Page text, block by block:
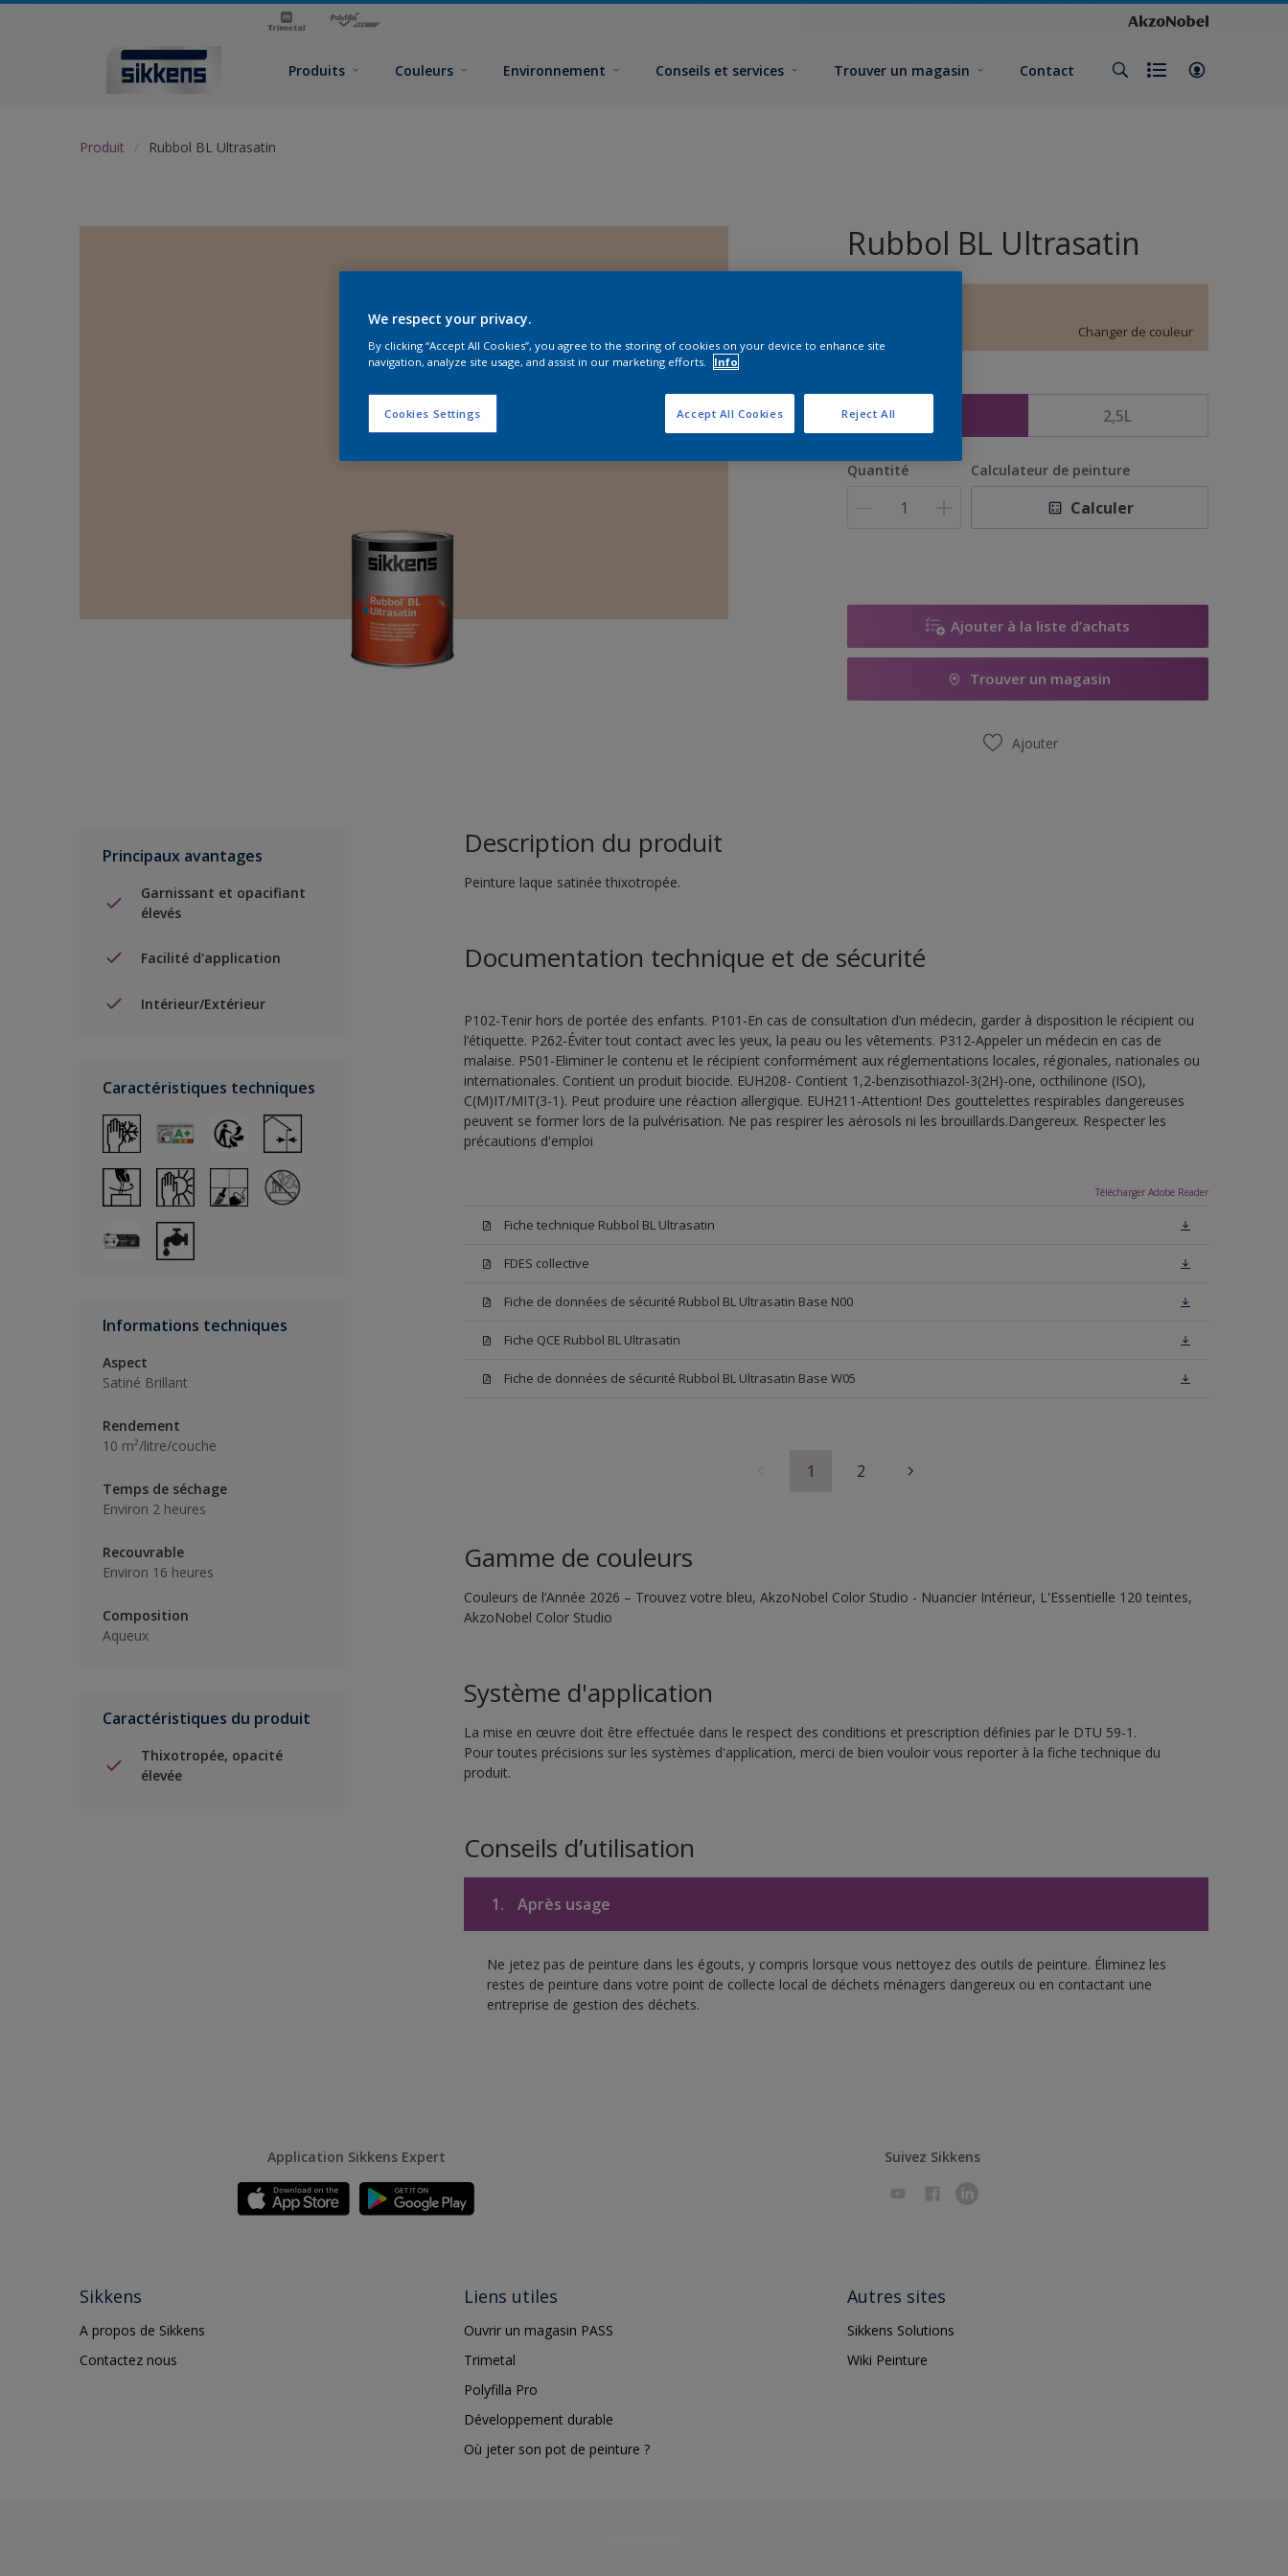
Produits Couleurs Environnement Conseils et services Trouver un magasin Contact
Produit Rubbol BL Ultrasatin
Rubbol BL Ultrasatin
Changer de couleur
2,5L
Quantité Calculateur de peinture
Calculer
Ajouter à la liste d’achats
Trouver un magasin
Ajouter
Principaux avantages
Garnissant et opacifiant
élevés
Facilité d'application
Intérieur/Extérieur
Caractéristiques techniques
Informations techniques
Aspect
Satiné Brillant
Rendement
10 m²/litre/couche
Temps de séchage
Environ 2 heures
Recouvrable
Environ 16 heures
Composition
Aqueux
Caractéristiques du produit
Thixotropée, opacité
élevée
Description du produit
Peinture laque satinée thixotropée.
Documentation technique et de sécurité
P102-Tenir hors de portée des enfants. P101-En cas de consultation d’un médecin, garder à disposition le récipient ou
l’étiquette. P262-Éviter tout contact avec les yeux, la peau ou les vêtements. P312-Appeler un médecin en cas de
malaise. P501-Eliminer le contenu et le récipient conformément aux réglementations locales, régionales, nationales ou
internationales. Contient un produit biocide. EUH208- Contient 1,2-benzisothiazol-3(2H)-one, octhilinone (ISO),
C(M)IT/MIT(3-1). Peut produire une réaction allergique. EUH211-Attention! Des gouttelettes respirables dangereuses
peuvent se former lors de la pulvérisation. Ne pas respirer les aérosols ni les brouillards.Dangereux. Respecter les
précautions d'emploi
Télécharger Adobe Reader
Fiche technique Rubbol BL Ultrasatin
FDES collective
Fiche de données de sécurité Rubbol BL Ultrasatin Base N00
Fiche QCE Rubbol BL Ultrasatin
Fiche de données de sécurité Rubbol BL Ultrasatin Base W05
1 2
Gamme de couleurs
Couleurs de l’Année 2026 – Trouvez votre bleu, AkzoNobel Color Studio - Nuancier Intérieur, L'Essentielle 120 teintes,
AkzoNobel Color Studio
Système d'application
La mise en œuvre doit être effectuée dans le respect des conditions et prescription définies par le DTU 59-1.
Pour toutes précisions sur les systèmes d'application, merci de bien vouloir vous reporter à la fiche technique du
produit.
Conseils d’utilisation
1. Après usage
Ne jetez pas de peinture dans les égouts, y compris lorsque vous nettoyez des outils de peinture. Éliminez les
restes de peinture dans votre point de collecte local de déchets ménagers dangereux ou en contactant une
entreprise de gestion des déchets.
Application Sikkens Expert Suivez Sikkens
Sikkens
A propos de Sikkens
Contactez nous
Liens utiles
Ouvrir un magasin PASS
Trimetal
Polyfilla Pro
Développement durable
Où jeter son pot de peinture ?
Autres sites
Sikkens Solutions
Wiki Peinture
We respect your privacy.
By clicking “Accept All Cookies”, you agree to the storing of cookies on your device to enhance site
navigation, analyze site usage, and assist in our marketing efforts.
Info
Cookies Settings Reject All
Accept All Cookies